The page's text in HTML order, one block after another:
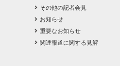
その他の記者会見
お知らせ
重要なお知らせ
関連報道に関する見解